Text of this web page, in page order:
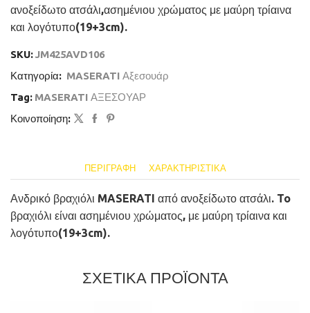
ανοξείδωτο ατσάλι,ασημένιου χρώματος με μαύρη τρίαινα
και λογότυπο(19+3cm).
SKU:JM425AVD106
Κατηγορία: MASERATI Αξεσουάρ
Tag: MASERATI ΑΞΕΣΟΥΑΡ
Κοινοποίηση:
ΠΕΡΙΓΡΑΦΉ ΧΑΡΑΚΤΗΡΙΣΤΙΚΆ
Ανδρικό βραχιόλι MASERATI από ανοξείδωτο ατσάλι. To
βραχιόλι είναι ασημένιου χρώματος, με μαύρη τρίαινα και
λογότυπο(19+3cm).
ΣΧΕΤΙΚΑ ΠΡΟΪΟΝΤΑ